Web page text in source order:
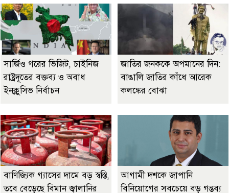
সার্জিও গরের ভিজিট, চাইনিজ
রাষ্ট্রদূতের বক্তব্য ও অবাধ
ইনক্লুসিভ নির্বাচন
জাতির জনককে অপমানের দিন:
বাঙালি জাতির কাঁধে আরেক
কলঙ্কের বোঝা
বাণিজ্যিক গ্যাসের দামে বড় স্বস্তি,
তবে বেড়েছে বিমান জ্বালানির
আগামী দশকে জাপানি
বিনিয়োগের সবচেয়ে বড় গন্তব্য